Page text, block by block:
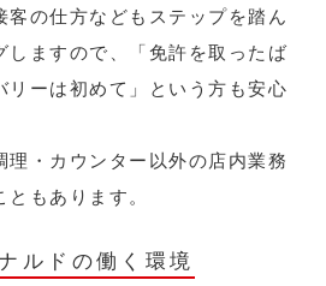
客の仕方などもステップを踏ん
しますので、「免許を取ったば
リーは初めて」という方も安心
理・カウンター以外の店内業務
もあります。
ルドの働く環境